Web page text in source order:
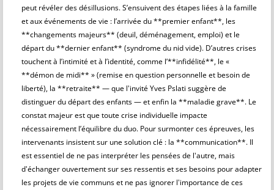
peut révéler des désillusions. S’ensuivent des étapes liées à la famille
et aux événements de vie : l’arrivée du **premier enfant**, les
**changements majeurs** (deuil, déménagement, emploi) et le
départ du **dernier enfant** (syndrome du nid vide). D’autres crises
touchent à l’intimité et à l’identité, comme l’**infidélité**, le «
**démon de midi** » (remise en question personnelle et besoin de
liberté), la **retraite** — que l'invité Yves Pslati suggère de
distinguer du départ des enfants — et enfin la **maladie grave**. Le
constat majeur est que toute crise individuelle impacte
nécessairement l’équilibre du duo. Pour surmonter ces épreuves, les
intervenants insistent sur une solution clé : la **communication**. Il
est essentiel de ne pas interpréter les pensées de l'autre, mais
d'échanger ouvertement sur ses ressentis et ses besoins pour adapter
les projets de vie communs et ne pas ignorer l'importance de ces